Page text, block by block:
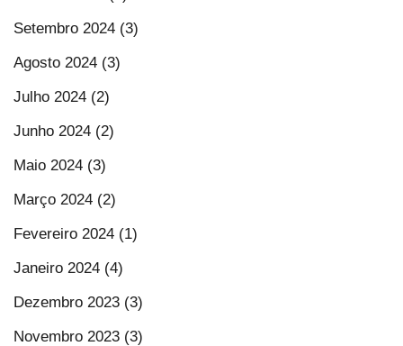
Setembro 2024 (3)
Agosto 2024 (3)
Julho 2024 (2)
Junho 2024 (2)
Maio 2024 (3)
Março 2024 (2)
Fevereiro 2024 (1)
Janeiro 2024 (4)
Dezembro 2023 (3)
Novembro 2023 (3)